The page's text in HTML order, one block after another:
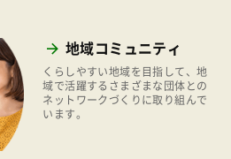
地域コミュニティ
くらしやすい地域を目指して、地
域で活躍するさまざまな団体との
ネットワークづくりに取り組んで
います。